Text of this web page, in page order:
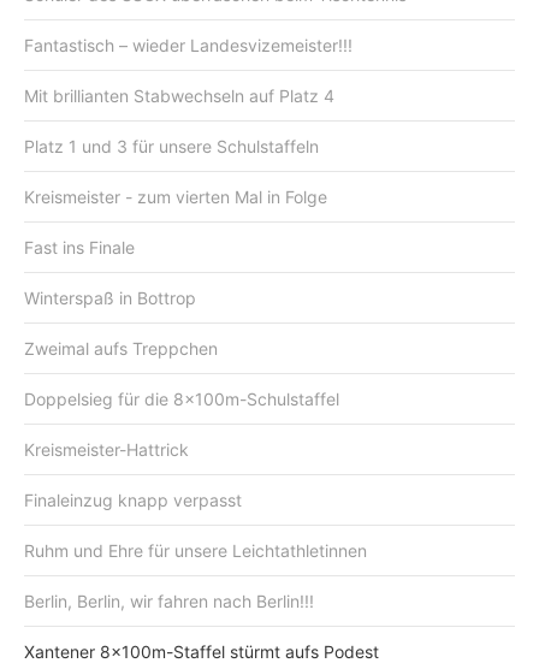
Fantastisch – wieder Landesvizemeister!!!
Mit brillianten Stabwechseln auf Platz 4
Platz 1 und 3 für unsere Schulstaffeln
Kreismeister - zum vierten Mal in Folge
Fast ins Finale
Winterspaß in Bottrop
Zweimal aufs Treppchen
Doppelsieg für die 8x100m-Schulstaffel
Kreismeister-Hattrick
Finaleinzug knapp verpasst
Ruhm und Ehre für unsere Leichtathletinnen
Berlin, Berlin, wir fahren nach Berlin!!!
Xantener 8x100m-Staffel stürmt aufs Podest